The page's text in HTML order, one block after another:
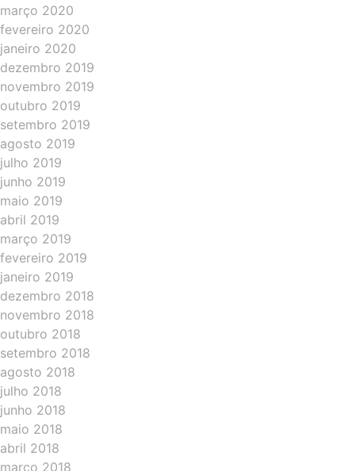
março 2020
fevereiro 2020
janeiro 2020
dezembro 2019
novembro 2019
outubro 2019
setembro 2019
agosto 2019
julho 2019
junho 2019
maio 2019
abril 2019
março 2019
fevereiro 2019
janeiro 2019
dezembro 2018
novembro 2018
outubro 2018
setembro 2018
agosto 2018
julho 2018
junho 2018
maio 2018
abril 2018
março 2018